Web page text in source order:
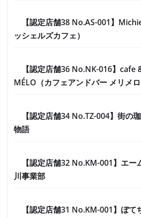
【認定店舗38 No.AS-001】
ッシェルズカフェ）
【認定店舗36 No.NK-016】cafe
MÉLO（カフェアンドバー メリメロ
【認定店舗34 No.TZ-004】街の
物語
【認定店舗32 No.KM-001】エー
川事業部
【認定店舗31 No.KM-001】ぼ